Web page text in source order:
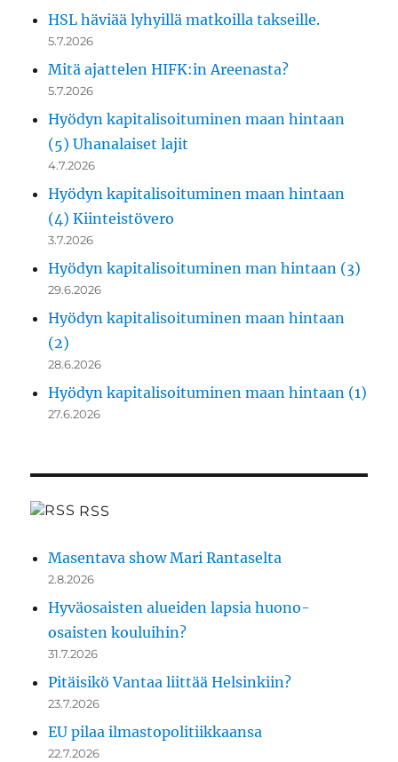
HSL häviää lyhyillä matkoilla takseille.
5.7.2026
Mitä ajattelen HIFK:in Areenasta?
5.7.2026
Hyödyn kapitalisoituminen maan hintaan
(5) Uhanalaiset lajit
4.7.2026
Hyödyn kapitalisoituminen maan hintaan
(4) Kiinteistövero
3.7.2026
Hyödyn kapitalisoituminen man hintaan (3)
29.6.2026
Hyödyn kapitalisoituminen maan hintaan
(2)
28.6.2026
Hyödyn kapitalisoituminen maan hintaan (1)
27.6.2026
RSS
Masentava show Mari Rantaselta
2.8.2026
Hyväosaisten alueiden lapsia huono-
osaisten kouluihin?
31.7.2026
Pitäisikö Vantaa liittää Helsinkiin?
23.7.2026
EU pilaa ilmastopolitiikkaansa
22.7.2026